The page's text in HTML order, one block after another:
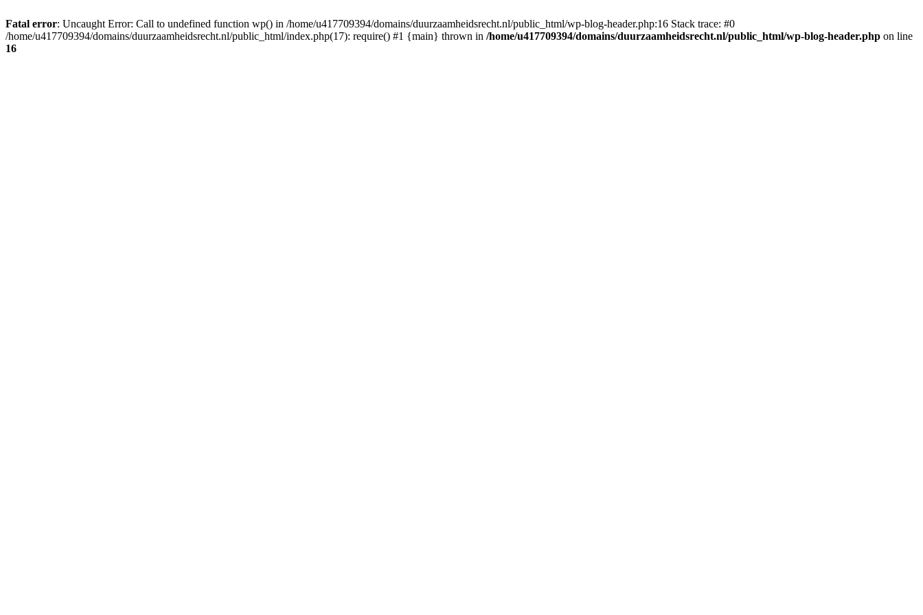
Fatal error: Uncaught Error: Call to undefined function wp() in /home/u417709394/domains/duurzaamheidsrecht.nl/public_html/wp-blog-header.php:16 Stack trace: #0
/home/u417709394/domains/duurzaamheidsrecht.nl/public_html/index.php(17): require() #1 {main} thrown in /home/u417709394/domains/duurzaamheidsrecht.nl/public_html/wp-blog-header.php on line
16